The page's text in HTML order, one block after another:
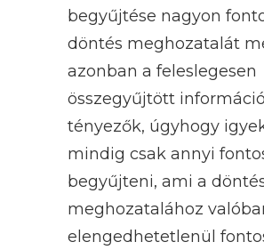
begyűjtése nagyon
döntés meghozatalát
azonban a feleslegesen
összegyűjtött
tényezők, úgyhogy
mindig csak annyi
begyűjteni, ami a
meghozatalához
elengedhetetlenül